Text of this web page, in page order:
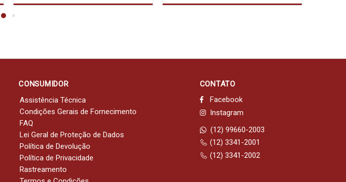
CONSUMIDOR
Assistência Técnica
Condições Gerais de Fornecimento
FAQ
Lei Geral de Proteção de Dados
Política de Devolução
Política de Privacidade
Rastreamento
CONTATO
Facebook
Instagram
(12) 99660-2003
(12) 3341-2001
(12) 3341-2002